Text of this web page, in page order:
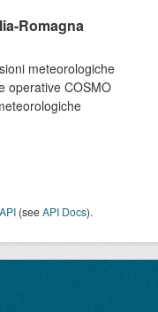
Romagna
meteorologiche
operative COSMO
API (seeAPI Docs).